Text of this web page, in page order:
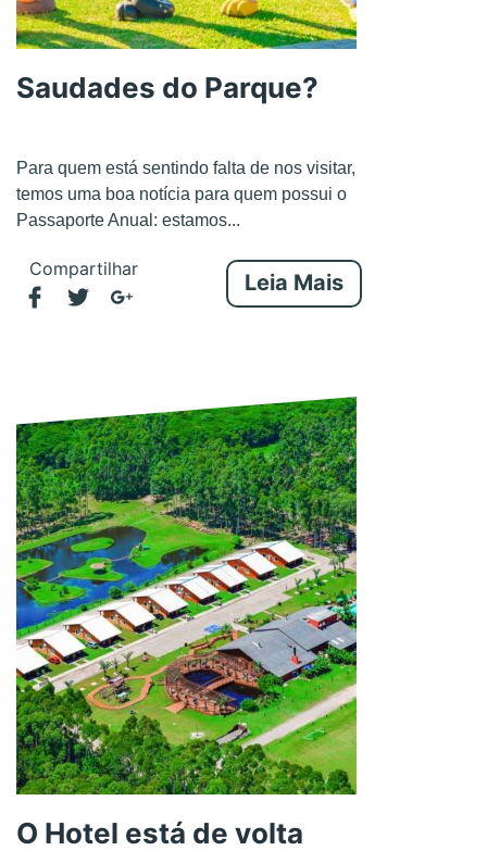
Saudades do Parque?
Para quem está sentindo falta de nos visitar,
temos uma boa notícia para quem possui o
Passaporte Anual: estamos...
Compartilhar
Leia Mais
O Hotel está de volta